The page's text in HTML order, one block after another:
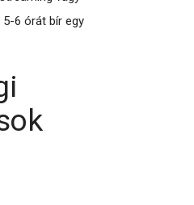
6 órát bír egy